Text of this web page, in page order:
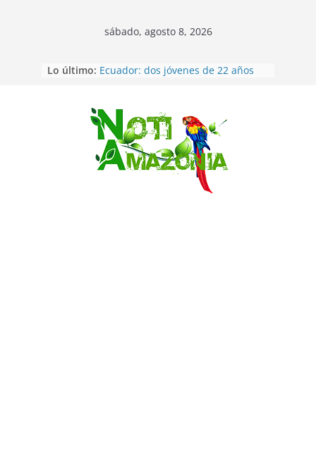
Saltar
sábado, agosto 8, 2026
Lo último: Archidona
muertos en Puerto lopez
Sentencian a 34 años de prisión a
implicados en caso de Alison,
oriunda de Tena
Vozinha, el arquero sensación de
cabo Verde, ya llegó para
incorporarse a Colo Colo de Chile